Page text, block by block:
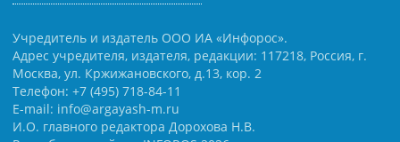
Учредитель и издатель ООО ИА «Инфорос».
Адрес учредителя, издателя, редакции: 117218, Россия, г.
Москва, ул. Кржижановского, д.13, кор. 2
Телефон: +7 (495) 718-84-11
E-mail: info@argayash-m.ru
И.О. главного редактора Дорохова Н.В.